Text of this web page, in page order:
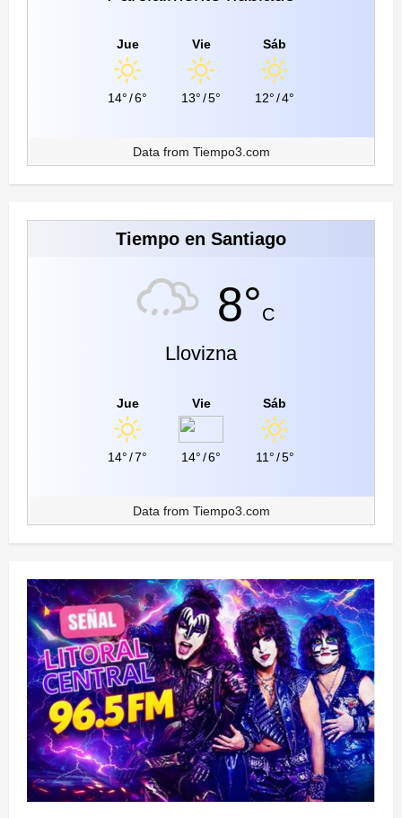
Jue
14°/6°
Vie
13°/5°
Sáb
12°/4°
Data from Tiempo3.com
Tiempo en Santiago
8°C
Llovizna
Jue
14°/7°
Vie
14°/6°
Sáb
11°/5°
Data from Tiempo3.com